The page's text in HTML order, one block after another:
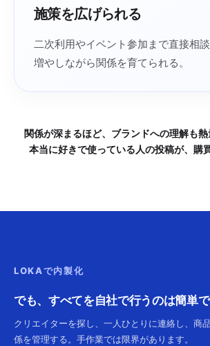
施策を広げられる
二次利用やイベント参加まで直接相
増やしながら関係を育てられる。
関係が深まるほど、ブランドへの理解も熱
本当に好きで使っている人の投稿が、購
LOKAで内製化
でも、すべてを自社で行うのは簡単で
クリエイターを探し、一人ひとりに連絡し、商
係を管理する。手作業では限界があります。